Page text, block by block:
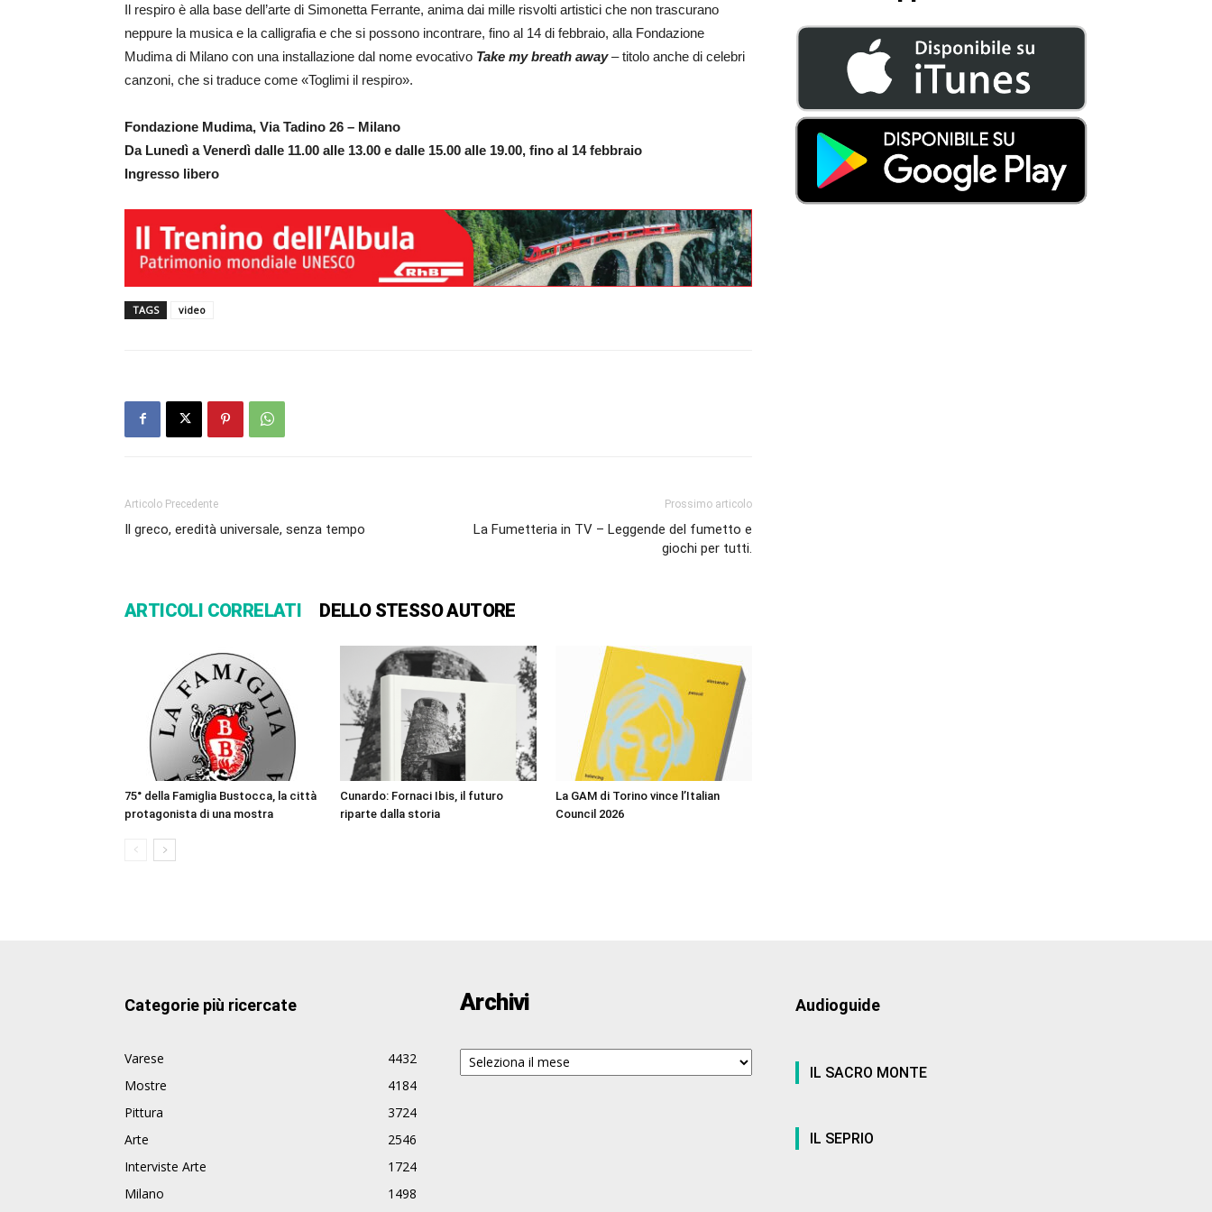
Il respiro è alla base dell’arte di Simonetta Ferrante, anima dai mille risvolti artistici che non trascurano
neppure la musica e la calligrafia e che si possono incontrare, fino al 14 di febbraio, alla Fondazione
Mudima di Milano con una installazione dal nome evocativo Take my breath away– titolo anche di celebri
canzoni, che si traduce come «Toglimi il respiro».
Fondazione Mudima, Via Tadino 26 – Milano
Da Lunedì a Venerdì dalle 11.00 alle 13.00 e dalle 15.00 alle 19.00, fino al 14 febbraio
Ingresso libero
TAGS video
Articolo Precedente
Il greco, eredità universale, senza tempo
Prossimo articolo
La Fumetteria in TV – Leggende del fumetto e
giochi per tutti.
ARTICOLI CORRELATI DELLO STESSO AUTORE
75° della Famiglia Bustocca, la città
protagonista di una mostra
Cunardo: Fornaci Ibis, il futuro
riparte dalla storia
La GAM di Torino vince l’Italian
Council 2026
Categorie più ricercate
Varese
4432
Mostre
4184
Pittura
3724
Arte
2546
Interviste Arte
1724
Milano
1498
Archivi
Archivi
Audioguide
IL SACRO MONTE
IL SEPRIO